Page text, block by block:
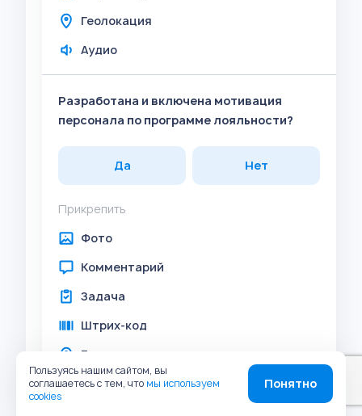
Геолокация
Аудио
Разработана и включена мотивация
персонала по программе лояльности?
Да Нет
Прикрепить
Фото
Комментарий
Задача
Штрих-код
Геолокация
Аудио
Пользуясь нашим сайтом, вы
соглашаетесь с тем, что мы используем
cookies
Понятно